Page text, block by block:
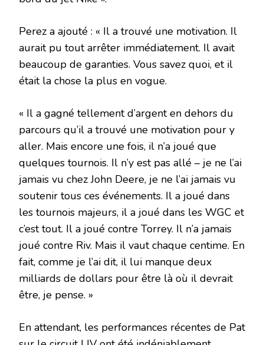
Perez a ajouté : « Il a trouvé une motivation. Il
aurait pu tout arrêter immédiatement. Il avait
beaucoup de garanties. Vous savez quoi, et il
était la chose la plus en vogue.
« Il a gagné tellement d’argent en dehors du
parcours qu’il a trouvé une motivation pour y
aller. Mais encore une fois, il n’a joué que
quelques tournois. Il n’y est pas allé – je ne l’ai
jamais vu chez John Deere, je ne l’ai jamais vu
soutenir tous ces événements. Il a joué dans
les tournois majeurs, il a joué dans les WGC et
c’est tout. Il a joué contre Torrey. Il n’a jamais
joué contre Riv. Mais il vaut chaque centime. En
fait, comme je l’ai dit, il lui manque deux
milliards de dollars pour être là où il devrait
être, je pense. »
En attendant, les performances récentes de Pat